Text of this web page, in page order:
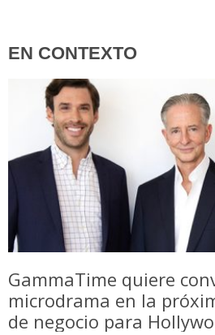
EN CONTEXTO
GammaTime quiere
microdrama en la
de negocio para